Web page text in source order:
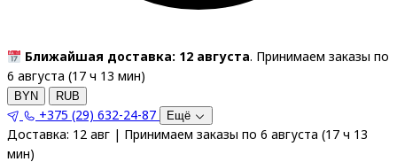
Ближайшая доставка: 12 августа. Принимаем заказы по
6 августа (17 ч 13 мин)
BYN RUB
+375 (29) 632-24-87 Ещё
Доставка: 12 авг | Принимаем заказы по 6 августа (17 ч 13
мин)